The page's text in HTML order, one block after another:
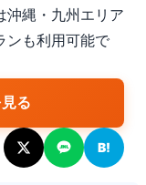
沖縄・九州エリア
ンも利用可能で
る
B!